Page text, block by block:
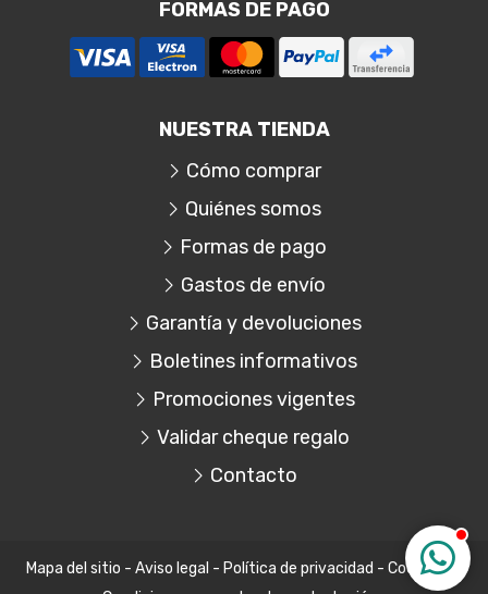
FORMAS DE PAGO
NUESTRA TIENDA
Cómo comprar
Quiénes somos
Formas de pago
Gastos de envío
Garantía y devoluciones
Boletines informativos
Promociones vigentes
Validar cheque regalo
Contacto
Mapa del sitio - Aviso legal - Política de privacidad - Cookies-